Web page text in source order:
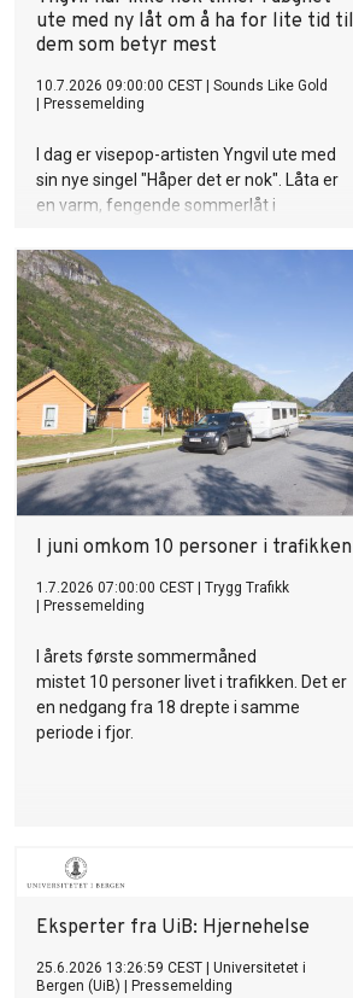
ute med ny låt om å ha for lite tid til
dem som betyr mest
10.7.2026 09:00:00 CEST
Sounds Like Gold
Pressemelding
I dag er visepop-artisten Yngvil ute med
sin nye singel "Håper det er nok". Låta er
en varm, fengende sommerlåt i
pop, og handler om den dårlige
samvittigheten som oppstår når tiden
ikke strekker til for menneskene man er
glad i. Lytt til "Håper det er nok" her.
I juni omkom 10 personer i trafikken
1.7.2026 07:00:00 CEST
Trygg Trafikk
Pressemelding
I årets første sommermåned
mistet 10 personer livet i trafikken. Det er
en nedgang fra 18 drepte i samme
periode i fjor.
Eksperter fra UiB: Hjernehelse
25.6.2026 13:26:59 CEST
Universitetet i
Bergen (UiB)
Pressemelding